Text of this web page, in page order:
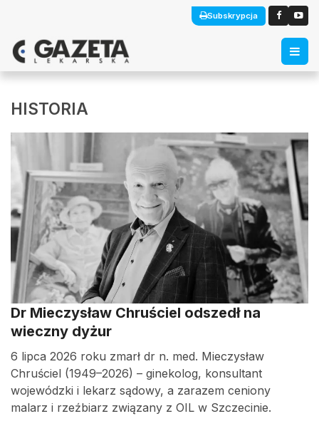
Subskrypcja
HISTORIA
Dr Mieczysław Chruściel odszedł na
wieczny dyżur
6 lipca 2026 roku zmarł dr n. med. Mieczysław
Chruściel (1949–2026) – ginekolog, konsultant
wojewódzki i lekarz sądowy, a zarazem ceniony
malarz i rzeźbiarz związany z OIL w Szczecinie.